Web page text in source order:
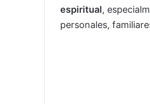
espiritual,
personales,